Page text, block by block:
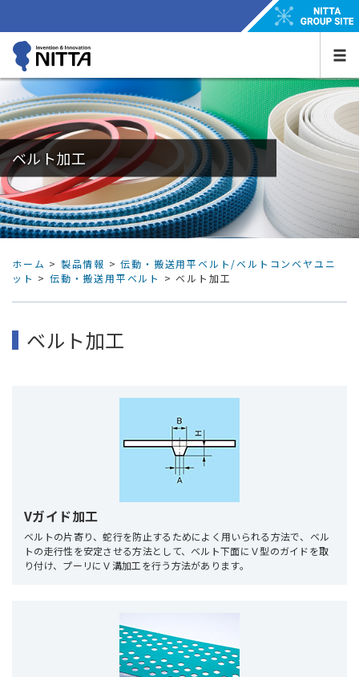
ベルト加工
ホーム > 製品情報 >伝動・搬送用平ベルト/ベルトコンベヤユニ
ット >伝動・搬送用平ベルト > ベルト加工
ベルト加工
Vガイド加工
ベルトの片寄り、蛇行を防止するためによく用いられる方法で、ベル
トの走行性を安定させる方法として、ベルト下面にＶ型のガイドを取
り付け、プーリにＶ溝加工を行う方法があります。